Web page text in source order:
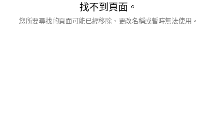
找不到頁面。
您所要尋找的頁面可能已經移除、更改名稱或暫時無法使用。